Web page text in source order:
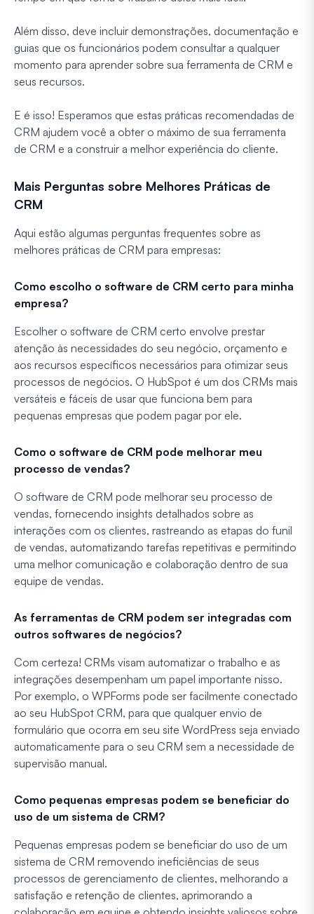
Além disso, deve incluir demonstrações, documentação e
guias que os funcionários podem consultar a qualquer
momento para aprender sobre sua ferramenta de CRM e
seus recursos.
E é isso! Esperamos que estas práticas recomendadas de
CRM ajudem você a obter o máximo de sua ferramenta
de CRM e a construir a melhor experiência do cliente.
Mais Perguntas sobre Melhores Práticas de
CRM
Aqui estão algumas perguntas frequentes sobre as
melhores práticas de CRM para empresas:
Como escolho o software de CRM certo para minha
empresa?
Escolher o software de CRM certo envolve prestar
atenção às necessidades do seu negócio, orçamento e
aos recursos específicos necessários para otimizar seus
processos de negócios. O HubSpot é um dos CRMs mais
versáteis e fáceis de usar que funciona bem para
pequenas empresas que podem pagar por ele.
Como o software de CRM pode melhorar meu
processo de vendas?
O software de CRM pode melhorar seu processo de
vendas, fornecendo insights detalhados sobre as
interações com os clientes, rastreando as etapas do funil
de vendas, automatizando tarefas repetitivas e permitindo
uma melhor comunicação e colaboração dentro de sua
equipe de vendas.
As ferramentas de CRM podem ser integradas com
outros softwares de negócios?
Com certeza! CRMs visam automatizar o trabalho e as
integrações desempenham um papel importante nisso.
Por exemplo, o WPForms pode ser facilmente conectado
ao seu HubSpot CRM, para que qualquer envio de
formulário que ocorra em seu site WordPress seja enviado
automaticamente para o seu CRM sem a necessidade de
supervisão manual.
Como pequenas empresas podem se beneficiar do
uso de um sistema de CRM?
Pequenas empresas podem se beneficiar do uso de um
sistema de CRM removendo ineficiências de seus
processos de gerenciamento de clientes, melhorando a
satisfação e retenção de clientes, aprimorando a